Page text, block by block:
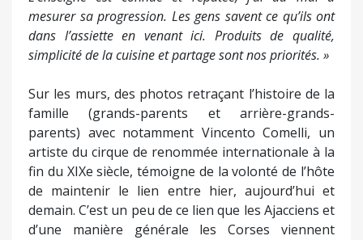
mesurer sa progression. Les gens savent ce qu’ils ont
dans l’assiette en venant ici. Produits de qualité,
simplicité de la cuisine et partage sont nos priorités. »
Sur les murs, des photos retraçant l’histoire de la
famille (grands-parents et arrière-grands-
parents) avec notamment Vincento Comelli, un
artiste du cirque de renommée internationale à la
fin du XIXe siècle, témoigne de la volonté de l’hôte
de maintenir le lien entre hier, aujourd’hui et
demain. C’est un peu de ce lien que les Ajacciens et
d’une manière générale les Corses viennent